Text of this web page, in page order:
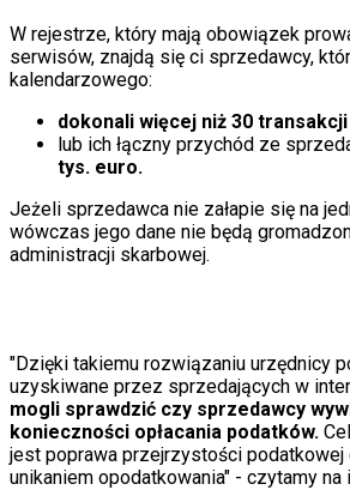
W rejestrze, który mają obowiązek
serwisów, znajdą się ci sprzedawcy,
kalendarzowego:
dokonali więcej niż 30
lub ich łączny przychód ze
tys. euro.
Jeżeli sprzedawca nie załapie się na
wówczas jego dane nie będą
administracji skarbowej.
"Dzięki takiemu rozwiązaniu urzędnicy
uzyskiwane przez sprzedających w
mogli sprawdzić czy sprzedawcy
konieczności opłacania podatków.
jest poprawa przejrzystości podatkowej
unikaniem opodatkowania" - czytamy na